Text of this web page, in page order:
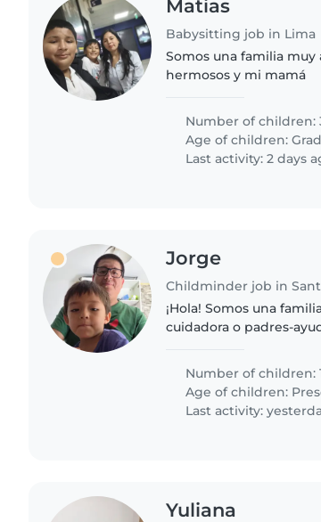
Matias
Babysitting job in Lima
Somos una familia
hermosos y mi mamá
Number of children:
Age of children:
Last activity: 2 days
Jorge
Childminder job in
¡Hola! Somos una
cuidadora o padres-
y muy hablador.
Number of children:
Age of children:
Last activity:
Yuliana